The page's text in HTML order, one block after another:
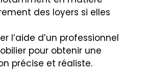
des loyers si elles
l’aide d’un professionnel
pour obtenir une
précise et réaliste.